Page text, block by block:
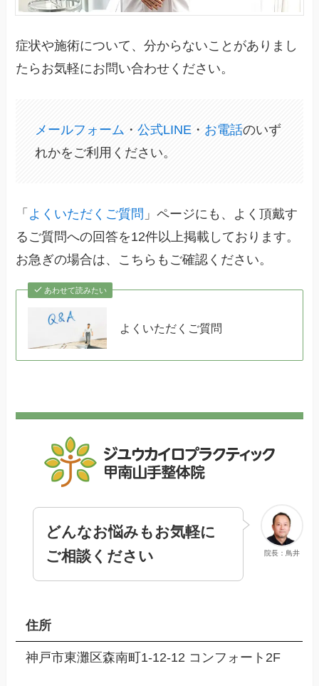
症状や施術について、分からないことがありまし
たらお気軽にお問い合わせください。
メールフォーム ・公式LINE ・ お電話のいず
れかをご利用ください。
「 よくいただくご質問 」ページにも、よく頂戴す
るご質問への回答を12件以上掲載しております。
お急ぎの場合は、こちらもご確認ください。
あわせて読みたい
よくいただくご質問
院長：鳥井
どんなお悩みもお気軽に
ご相談ください
住所
神戸市東灘区森南町1-12-12 コンフォート2F